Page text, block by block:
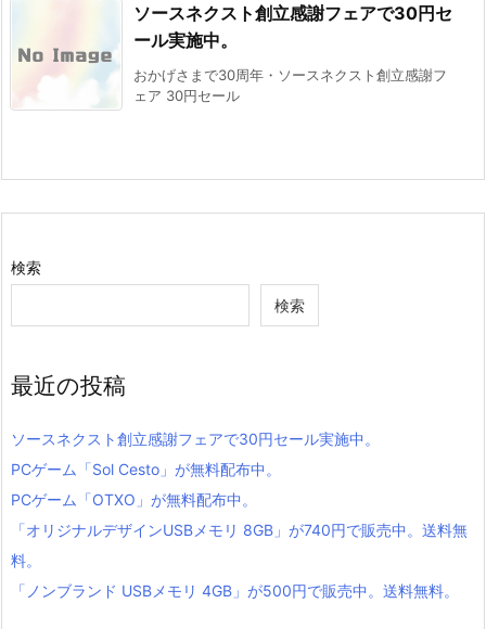
ソースネクスト創立感謝フェアで30円セ
ール実施中。
おかげさまで30周年・ソースネクスト創立感謝フ
ェア 30円セール
検索
検索
最近の投稿
ソースネクスト創立感謝フェアで30円セール実施中。
PCゲーム「Sol Cesto」が無料配布中。
PCゲーム「OTXO」が無料配布中。
「オリジナルデザインUSBメモリ 8GB」が740円で販売中。送料無
料。
「ノンブランド USBメモリ 4GB」が500円で販売中。送料無料。